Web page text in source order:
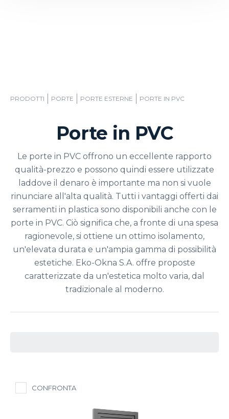
PRODOTTI PORTE PORTE ESTERNE PORTE IN PVC
Porte in PVC
Le porte in PVC offrono un eccellente rapporto
qualità-prezzo e possono quindi essere utilizzate
laddove il denaro è importante ma non si vuole
rinunciare all'alta qualità. Tutti i vantaggi offerti dai
serramenti in plastica sono disponibili anche con le
porte in PVC. Ciò significa che, a fronte di una spesa
ragionevole, si ottiene un ottimo isolamento,
un'elevata durata e un'ampia gamma di possibilità
estetiche. Eko-Okna S.A. offre proposte
caratterizzate da un'estetica molto varia, dal
tradizionale al moderno.
CONFRONTA